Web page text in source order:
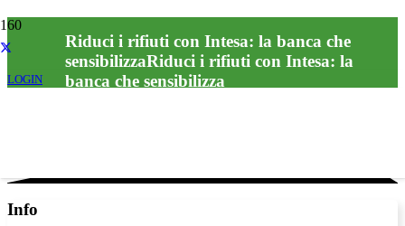
LOGIN
Riduci i rifiuti con Intesa: la banca che
sensibilizzaRiduci i rifiuti con Intesa: la
banca che sensibilizza
Info